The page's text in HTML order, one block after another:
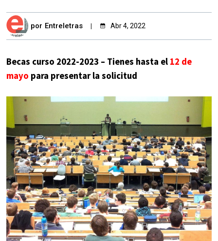
por Entreletras Abr 4, 2022
Becas curso 2022-2023 – Tienes hasta el 12 de
mayo para presentar la solicitud